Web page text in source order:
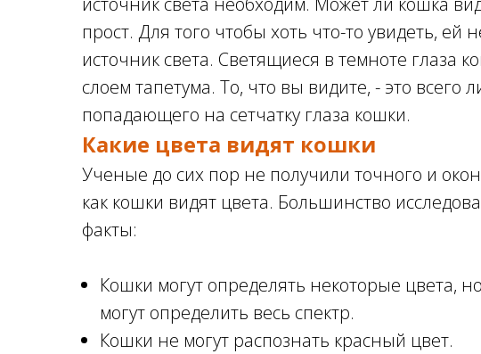
прост. Для того чтобы хоть что-то увидеть, ей
источник света. Светящиеся в темноте глаза
слоем тапетума. То, что вы видите, - это всего
попадающего на сетчатку глаза кошки.
Какие цвета видят кошки
Ученые до сих пор не получили точного и
как кошки видят цвета. Большинство
факты:
Кошки могут определять некоторые цвета,
могут определить весь спектр.
Кошки не могут распознать красный цвет.